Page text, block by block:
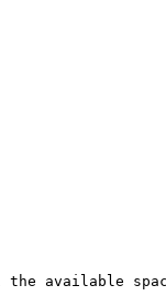
available